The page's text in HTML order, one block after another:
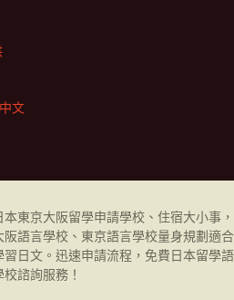
文
東京大阪留學申請學校、住宿大小事，
語言學校、東京語言學校量身規劃適合
日文。迅速申請流程，免費日本留學語
校諮詢服務！